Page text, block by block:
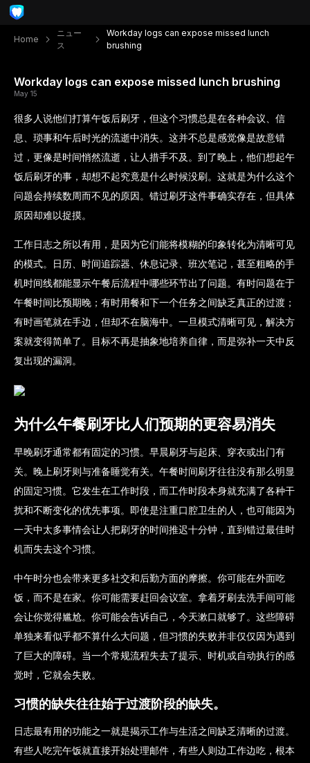
Home
ニュー
ス
Workday logs can expose missed lunch
brushing
Workday logs can expose missed lunch brushing
May 15
很多人说他们打算午饭后刷牙，但这个习惯总是在各种会议、信
息、琐事和午后时光的流逝中消失。这并不总是感觉像是故意错
过，更像是时间悄然流逝，让人措手不及。到了晚上，他们想起午
饭后刷牙的事，却想不起究竟是什么时候没刷。这就是为什么这个
问题会持续数周而不见的原因。错过刷牙这件事确实存在，但具体
原因却难以捉摸。
工作日志之所以有用，是因为它们能将模糊的印象转化为清晰可见
的模式。日历、时间追踪器、休息记录、班次笔记，甚至粗略的手
机时间线都能显示午餐后流程中哪些环节出了问题。有时问题在于
午餐时间比预期晚；有时用餐和下一个任务之间缺乏真正的过渡；
有时画笔就在手边，但却不在脑海中。一旦模式清晰可见，解决方
案就变得简单了。目标不再是抽象地培养自律，而是弥补一天中反
复出现的漏洞。
为什么午餐刷牙比人们预期的更容易消失
早晚刷牙通常都有固定的习惯。早晨刷牙与起床、穿衣或出门有
关。晚上刷牙则与准备睡觉有关。午餐时间刷牙往往没有那么明显
的固定习惯。它发生在工作时段，而工作时段本身就充满了各种干
扰和不断变化的优先事项。即使是注重口腔卫生的人，也可能因为
一天中太多事情会让人把刷牙的时间推迟十分钟，直到错过最佳时
机而失去这个习惯。
中午时分也会带来更多社交和后勤方面的摩擦。你可能在外面吃
饭，而不是在家。你可能需要赶回会议室。拿着牙刷去洗手间可能
会让你觉得尴尬。你可能会告诉自己，今天漱口就够了。这些障碍
单独来看似乎都不算什么大问题，但习惯的失败并非仅仅因为遇到
了巨大的障碍。当一个常规流程失去了提示、时机或自动执行的感
觉时，它就会失败。
习惯的缺失往往始于过渡阶段的缺失。
日志最有用的功能之一就是揭示工作与生活之间缺乏清晰的过渡。
有些人吃完午饭就直接开始处理邮件，有些人则边工作边吃，根本